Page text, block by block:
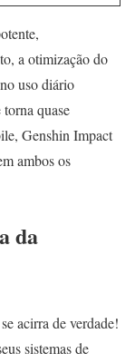
a otimização do
uso diário
quase
Genshin Impact
ambos os
da
acirra de verdade!
sistemas de